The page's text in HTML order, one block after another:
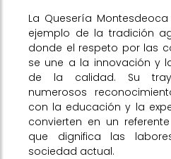
La Quesería
ejemplo de la tradición
donde el respeto por las
se une a la innovación y
de la calidad. Su
numerosos
con la educación y la
convierten en un
que dignifica las
sociedad actual.